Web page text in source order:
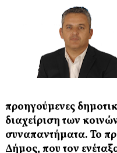
προηγούμενες
διαχείριση των
συναπαντήματα. Το
Δήμος, που τον